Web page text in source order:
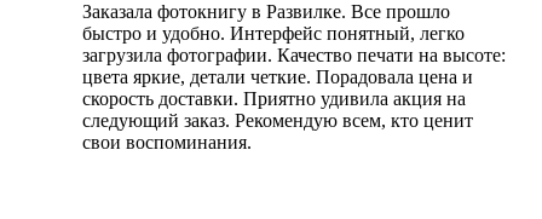
Заказала фотокнигу в Развилке. Все прошло
быстро и удобно. Интерфейс понятный, легко
загрузила фотографии. Качество печати на высоте:
цвета яркие, детали четкие. Порадовала цена и
скорость доставки. Приятно удивила акция на
следующий заказ. Рекомендую всем, кто ценит
свои воспоминания.